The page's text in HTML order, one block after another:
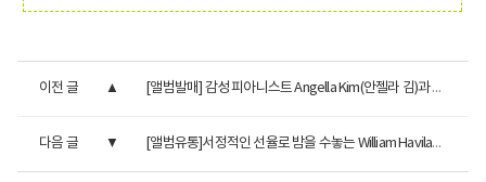
이전 글 [앨범발매] 감성 피아니스트 Angella Kim(안젤라 김)과 포근하고...
다음 글 [앨범유통]서정적인 선율로 밤을 수놓는 William Haviland(윌리엄...